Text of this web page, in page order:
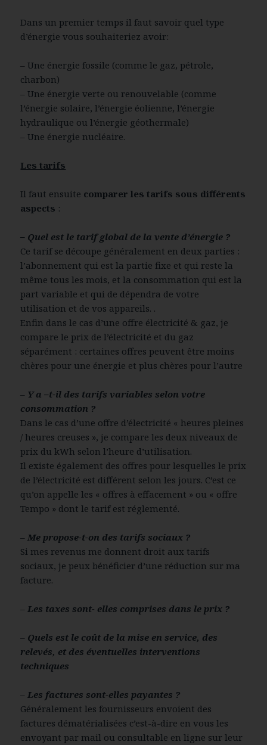
Dans un premier temps il faut savoir quel type
d’énergie vous souhaiteriez avoir:
– Une énergie fossile (comme le gaz, pétrole,
charbon)
– Une énergie verte ou renouvelable (comme
l’énergie solaire, l’énergie éolienne, l’énergie
hydraulique ou l’énergie géothermale)
– Une énergie nucléaire.
Les tarifs
Il faut ensuite comparer les tarifs sous différents
aspects :
– Quel est le tarif global de la vente d’énergie ?
Ce tarif se découpe généralement en deux parties :
l’abonnement qui est la partie fixe et qui reste la
même tous les mois, et la consommation qui est la
part variable et qui de dépendra de votre
utilisation et de vos appareils. .
Enfin dans le cas d’une offre électricité & gaz, je
compare le prix de l’électricité et du gaz
séparément : certaines offres peuvent être moins
chères pour une énergie et plus chères pour l’autre
– Y a –t-il des tarifs variables selon votre
consommation ?
Dans le cas d’une offre d’électricité « heures pleines
/ heures creuses », je compare les deux niveaux de
prix du kWh selon l’heure d’utilisation.
Il existe également des offres pour lesquelles le prix
de l’électricité est différent selon les jours. C’est ce
qu’on appelle les « offres à effacement » ou « offre
Tempo » dont le tarif est réglementé.
– Me propose-t-on des tarifs sociaux ?
Si mes revenus me donnent droit aux tarifs
sociaux, je peux bénéficier d’une réduction sur ma
facture.
– Les taxes sont- elles comprises dans le prix ?
– Quels est le coût de la mise en service, des
relevés, et des éventuelles interventions
techniques
– Les factures sont-elles payantes ?
Généralement les fournisseurs envoient des
factures dématérialisées c’est-à-dire en vous les
envoyant par mail ou consultable en ligne sur leur